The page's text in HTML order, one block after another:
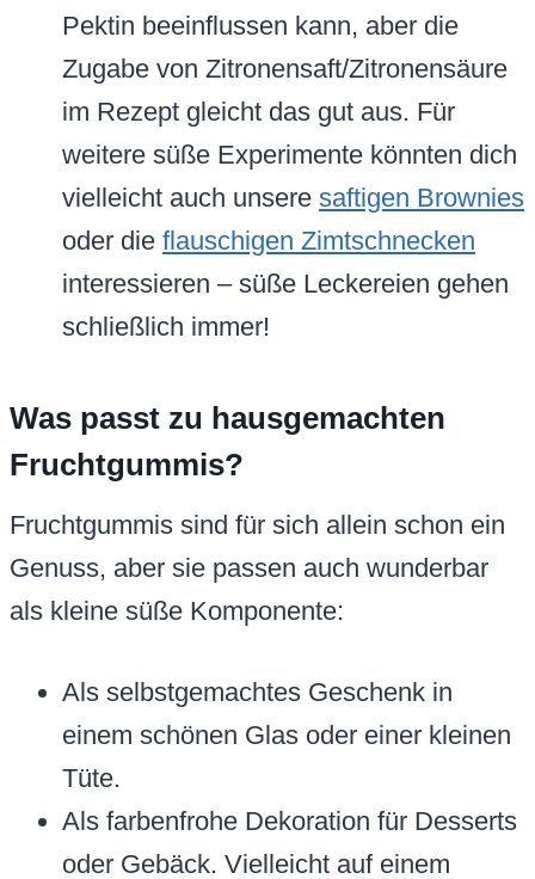
Pektin beeinflussen kann, aber die
Zugabe von Zitronensaft/Zitronensäure
im Rezept gleicht das gut aus. Für
weitere süße Experimente könnten dich
vielleicht auch unsere saftigen Brownies
oder die flauschigen Zimtschnecken
interessieren – süße Leckereien gehen
schließlich immer!
Was passt zu hausgemachten
Fruchtgummis?
Fruchtgummis sind für sich allein schon ein
Genuss, aber sie passen auch wunderbar
als kleine süße Komponente:
Als selbstgemachtes Geschenk in
einem schönen Glas oder einer kleinen
Tüte.
Als farbenfrohe Dekoration für Desserts
oder Gebäck. Vielleicht auf einem